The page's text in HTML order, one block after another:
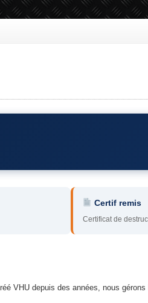
Certif remis
Certificat de
VHU depuis des années, nous gérons